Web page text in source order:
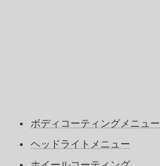
ボディコーティングメニュー
ヘッドライトメニュー